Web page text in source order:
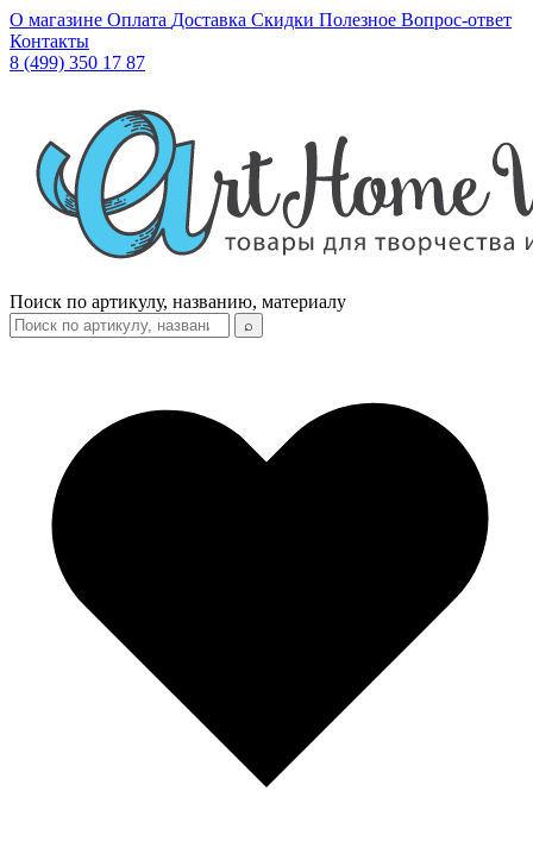
О магазине Оплата Доставка Скидки Полезное Вопрос-ответ
Контакты
8 (499) 350 17 87
Поиск по артикулу, названию, материалу
⌕